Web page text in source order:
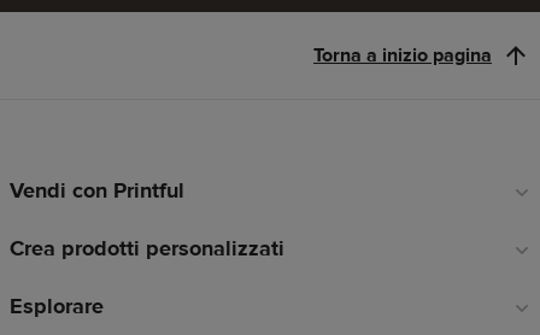
Torna a inizio pagina
Link
piè
pagina
Vendi con Printful
Crea prodotti personalizzati
Esplorare